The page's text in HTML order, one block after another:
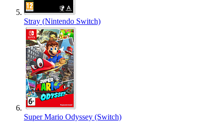
Stray (Nintendo Switch)
Super Mario Odyssey (Switch)